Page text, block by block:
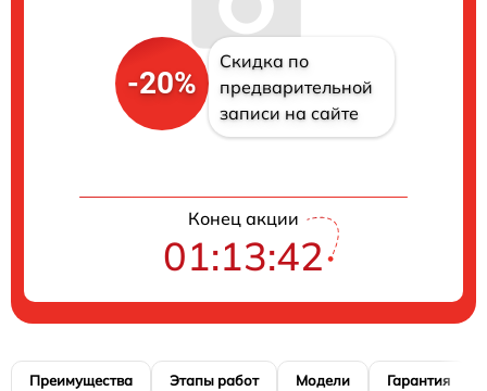
-20%
Скидка по
предварительной
записи на сайте
Конец акции
01:13:41
Преимущества Этапы работ Модели Гарантия